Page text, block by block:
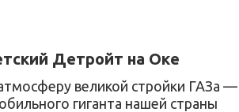
Детройт на Оке
великой стройки ГАЗа —
гиганта нашей страны